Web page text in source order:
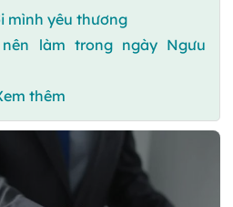
mình yêu thương
làm trong ngày Ngưu
thêm